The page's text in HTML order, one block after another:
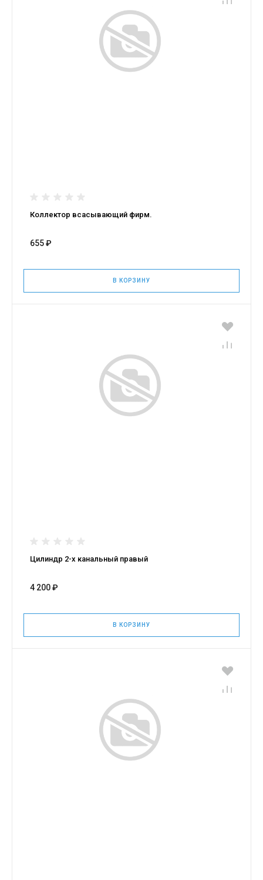
Коллектор всасывающий фирм.
655 ₽
В КОРЗИНУ
Цилиндр 2-х канальный правый
4 200 ₽
В КОРЗИНУ